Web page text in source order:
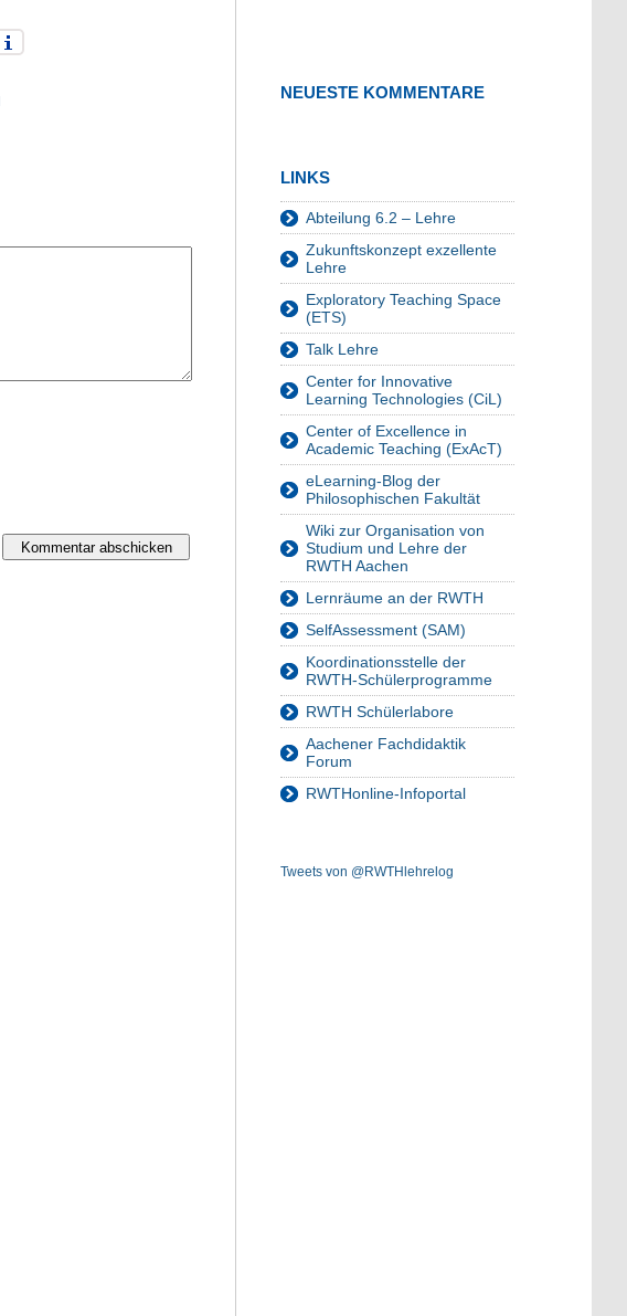
NEUESTE KOMMENTARE
LINKS
Abteilung 6.2 – Lehre
Zukunftskonzept exzellente
Lehre
Exploratory Teaching Space
(ETS)
Talk Lehre
Center for Innovative
Learning Technologies (CiL)
Center of Excellence in
Academic Teaching (ExAcT)
eLearning-Blog der
Philosophischen Fakultät
Wiki zur Organisation von
Studium und Lehre der
RWTH Aachen
Lernräume an der RWTH
SelfAssessment (SAM)
Koordinationsstelle der
RWTH-Schülerprogramme
RWTH Schülerlabore
Aachener Fachdidaktik
Forum
RWTHonline-Infoportal
Tweets von @RWTHlehrelog